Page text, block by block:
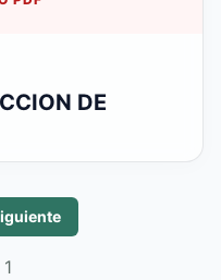
DE
1